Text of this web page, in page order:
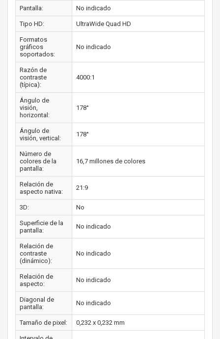
Pantalla: No indicado
Tipo HD: UltraWide Quad HD
Formatos
gráficos
soportados:
No indicado
Razón de
contraste
(típica):
4000:1
Ángulo de
visión,
horizontal:
178°
Ángulo de
visión, vertical:
178°
Número de
colores de la
pantalla:
16,7 millones de colores
Relación de
aspecto nativa:
21:9
3D: No
Superficie de la
pantalla:
No indicado
Relación de
contraste
(dinámico):
No indicado
Relación de
aspecto:
No indicado
Diagonal de
pantalla:
No indicado
Tamaño de pixel: 0,232 x 0,232 mm